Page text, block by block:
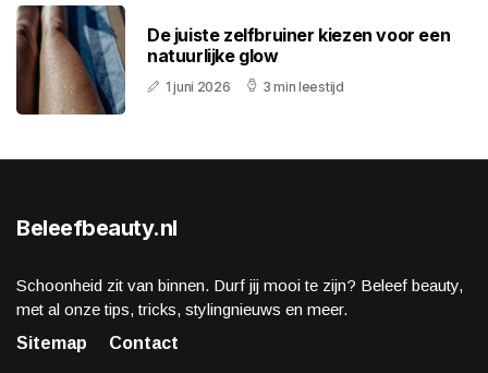
De juiste zelfbruiner kiezen voor een
natuurlijke glow
1 juni 2026 3 min leestijd
Beleefbeauty.nl
Schoonheid zit van binnen. Durf jij mooi te zijn? Beleef beauty,
met al onze tips, tricks, stylingnieuws en meer.
Sitemap
Contact